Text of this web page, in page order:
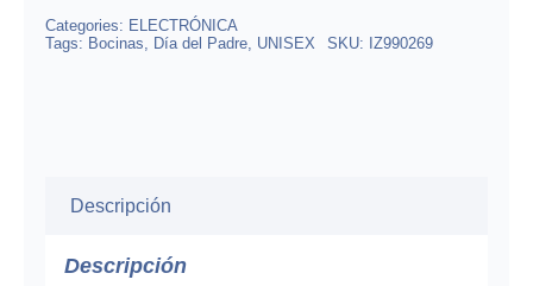
Inalámbrico
Categories: ELECTRÓNICA
Tags: Bocinas, Día del Padre, UNISEX SKU: IZ990269
Descripción
Descripción